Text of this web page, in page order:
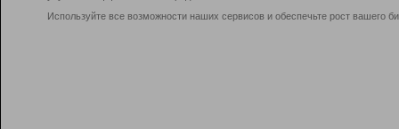
Используйте все возможности наших сервисов и обеспечьте рост вашего